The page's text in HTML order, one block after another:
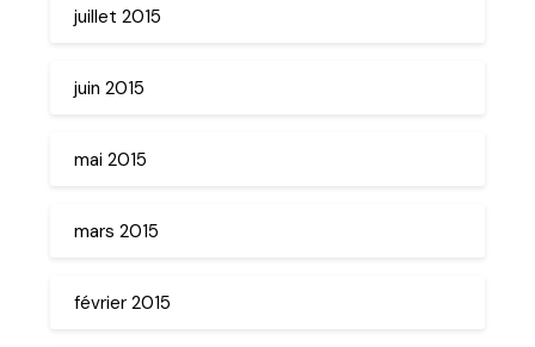
juillet 2015
juin 2015
mai 2015
mars 2015
février 2015